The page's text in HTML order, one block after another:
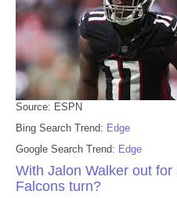
Source: ESPN
Bing Search Trend: Edge
Google Search Trend: Edge
With Jalon Walker out
Falcons turn?